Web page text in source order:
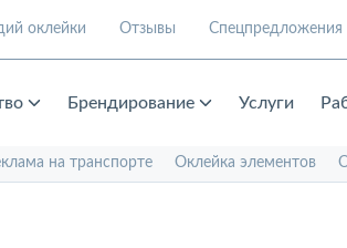
оклейки Отзывы Спецпредложения
Брендирование Услуги
на транспорте Оклейка элементов